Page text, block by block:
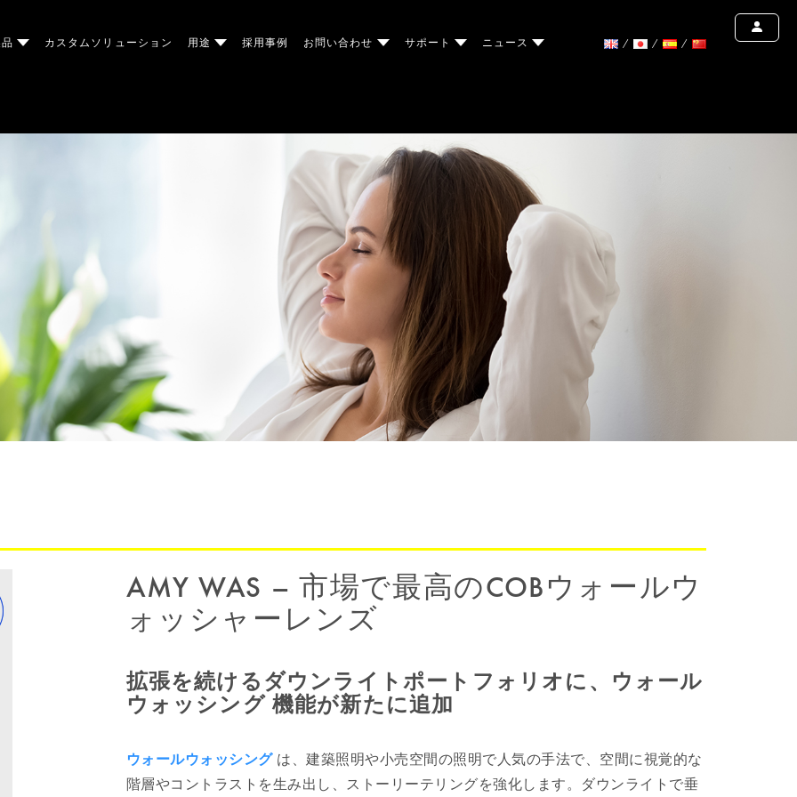
品 カスタムソリューション 用途 採用事例 お問い合わせ サポート ニュース
AMY WAS – 市場で最高のCOBウォールウ
ォッシャーレンズ
拡張を続けるダウンライトポートフォリオに、ウォール
ウォッシング 機能が新たに追加
ウォールウォッシング は、建築照明や小売空間の照明で人気の手法で、空間に視覚的な
階層やコントラストを生み出し、ストーリーテリングを強化します。ダウンライトで垂